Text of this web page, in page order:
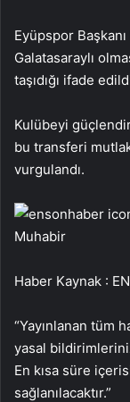
Eyüpspor
Galatasaraylı
taşıdığı ifade
Kulübeyi
bu transferi
vurgulandı.
Muhabir
Haber Kaynak :
“Yayınlanan tüm
yasal
En kısa süre
sağlanılacaktır.”